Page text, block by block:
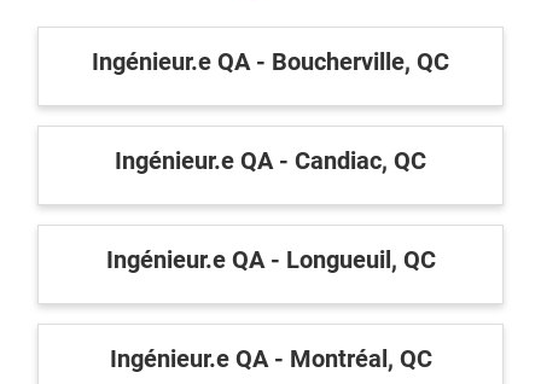
Compagnies
Ma boîte à outils
Info génie
Nos chroniques
Employeurs
Ingénieur.e QA - Boucherville, QC
Ingénieur.e QA - Candiac, QC
Ingénieur.e QA - Longueuil, QC
Ingénieur.e QA - Montréal, QC